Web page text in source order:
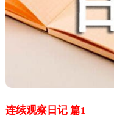
连续观察日记 篇1